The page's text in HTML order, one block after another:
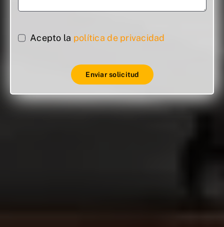
Acepto la política de privacidad
Enviar solicitud